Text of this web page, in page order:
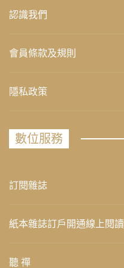
認識我們
會員條款及規則
隱私政策
數位服務
訂閱雜誌
紙本雜誌訂戶開通線上閱讀
聽 禪